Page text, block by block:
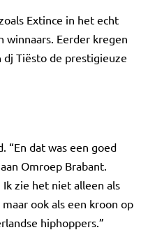
Extince in het echt
Eerder kregen
Tiësto de prestigieuze
“En dat was een goed
Omroep Brabant.
Ik zie het niet alleen als
ook als een kroon op
hiphoppers.”